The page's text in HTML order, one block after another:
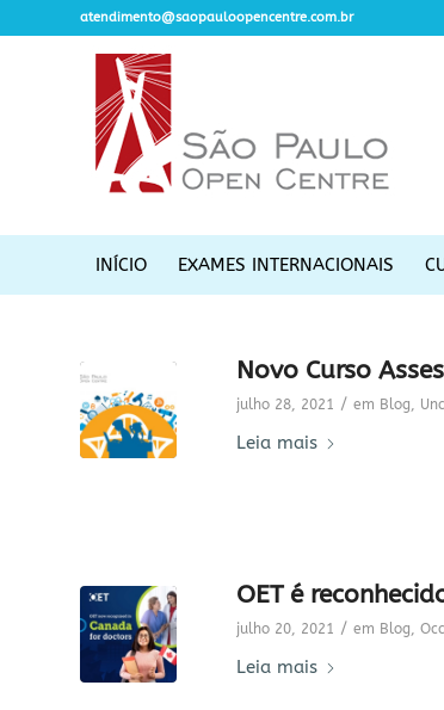
atendimento@saopauloopencentre.com.br
INÍCIO EXAMES INTERNACIONAIS
Novo Curso
julho 28, 2021 / em Blog,
Leia mais
OET é
julho 20, 2021 / em Blog,
Leia mais